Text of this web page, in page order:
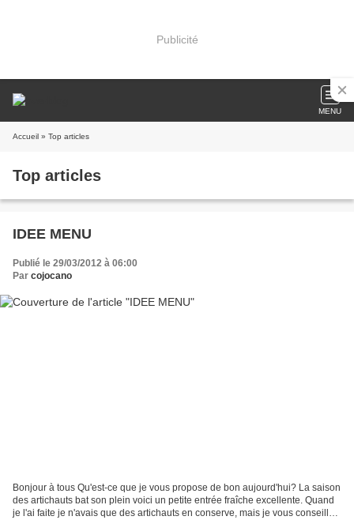
Publicité
MENU
Accueil » Top articles
Top articles
IDEE MENU
Publié le 29/03/2012 à 06:00
Par cojocano
Bonjour à tous Qu'est-ce que je vous propose de bon aujourd'hui? La saison
des artichauts bat son plein voici un petite entrée fraîche excellente. Quand
je l'ai faite je n'avais que des artichauts en conserve, mais je vous conseille